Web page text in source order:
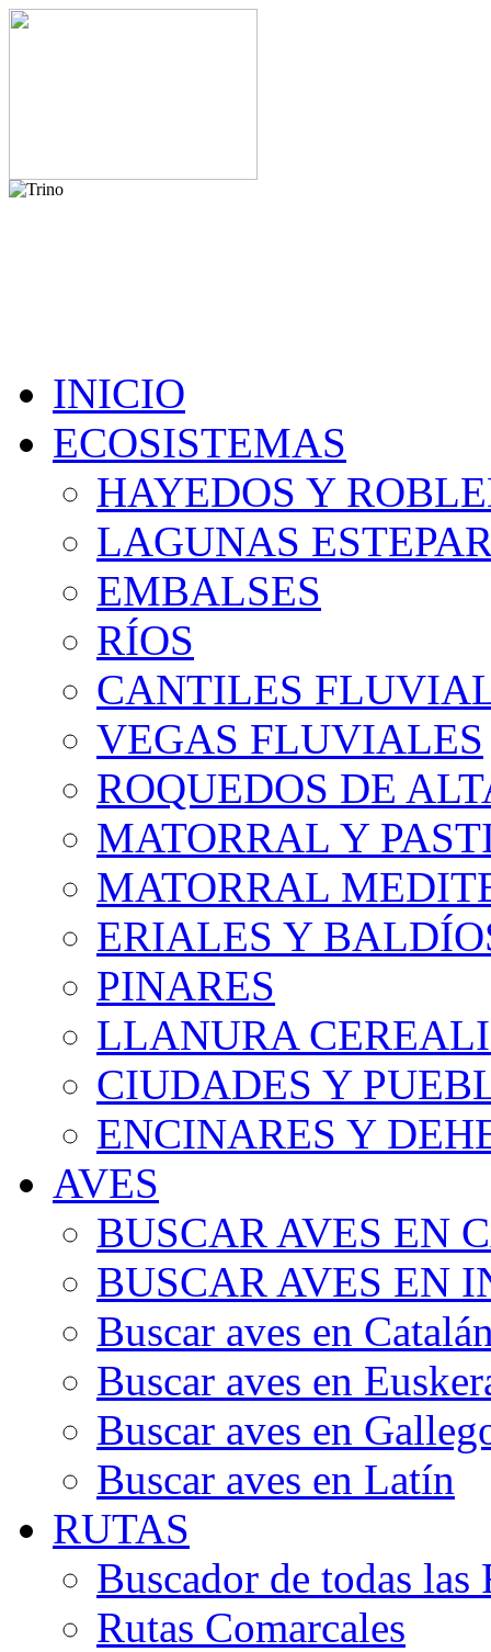
INICIO
ECOSISTEMAS
HAYEDOS Y
LAGUNAS
EMBALSES
RÍOS
CANTILES
VEGAS FLUVIALES
ROQUEDOS DE
MATORRAL Y
MATORRAL
ERIALES Y
PINARES
LLANURA
CIUDADES Y
ENCINARES Y
AVES
BUSCAR AVES EN
BUSCAR AVES EN
Buscar aves en
Buscar aves en
Buscar aves en
Buscar aves en Latín
RUTAS
Buscador de todas las
Rutas Comarcales